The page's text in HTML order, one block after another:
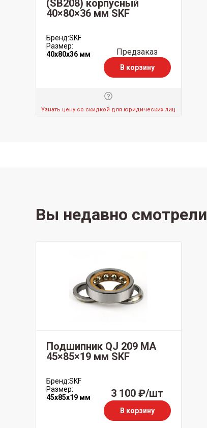
(SB208) корпусный
40×80×36 мм SKF
Бренд:SKF
Размер:
40x80x36 мм
Предзаказ
В корзину
Узнать цену со скидкой для юридических лиц
Вы недавно смотрели
Подшипник QJ 209 MA
45×85×19 мм SKF
Бренд:SKF
Размер:
45x85x19 мм
3 100 ₽/шт
В корзину